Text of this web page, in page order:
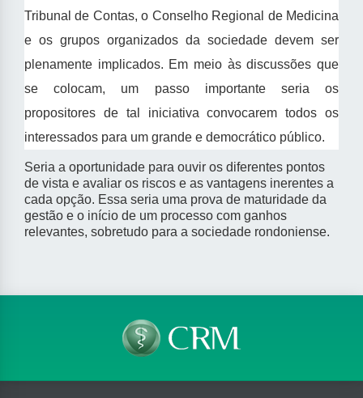
Tribunal de Contas, o Conselho Regional de Medicina
e os grupos organizados da sociedade devem ser
plenamente implicados. Em meio às discussões que
se colocam, um passo importante seria os
propositores de tal iniciativa convocarem todos os
interessados para um grande e democrático público.
Seria a oportunidade para ouvir os diferentes pontos
de vista e avaliar os riscos e as vantagens inerentes a
cada opção. Essa seria uma prova de maturidade da
gestão e o início de um processo com ganhos
relevantes, sobretudo para a sociedade rondoniense.